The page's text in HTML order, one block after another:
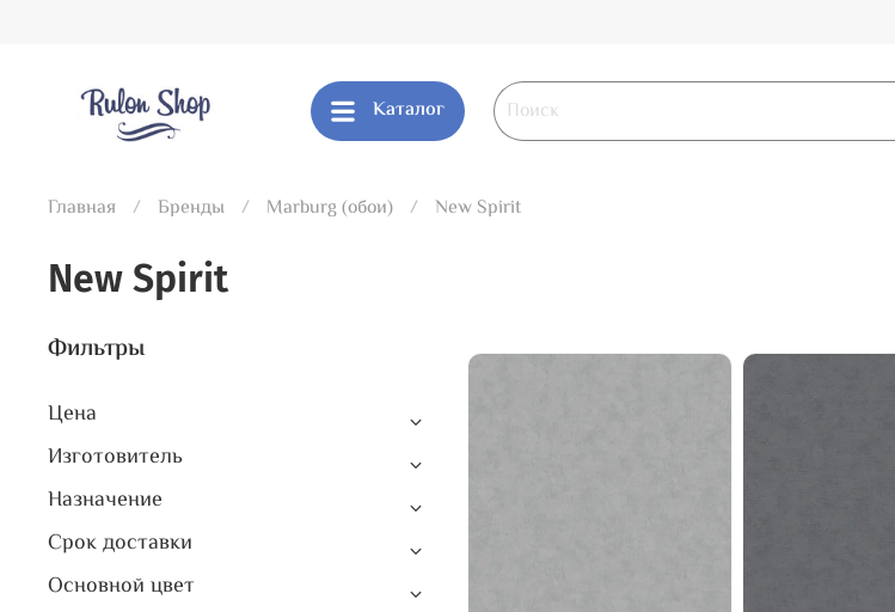
Каталог
Главная Бренды Marburg (обои) New Spirit
New Spirit
Фильтры
Цена
Изготовитель
Назначение
Срок доставки
Основной цвет